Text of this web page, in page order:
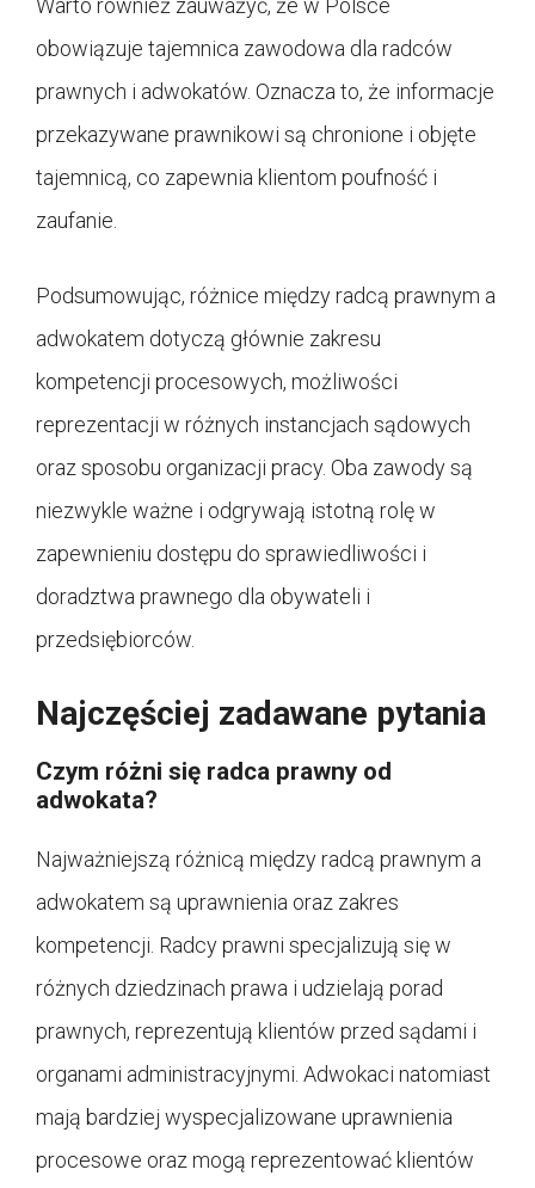
obowiązuje tajemnica zawodowa dla radców
prawnych i adwokatów. Oznacza to, że informacje
przekazywane prawnikowi są chronione i objęte
tajemnicą, co zapewnia klientom poufność i
zaufanie.
Podsumowując, różnice między radcą prawnym a
adwokatem dotyczą głównie zakresu
kompetencji procesowych, możliwości
reprezentacji w różnych instancjach sądowych
oraz sposobu organizacji pracy. Oba zawody są
niezwykle ważne i odgrywają istotną rolę w
zapewnieniu dostępu do sprawiedliwości i
doradztwa prawnego dla obywateli i
przedsiębiorców.
Najczęściej zadawane pytania
Czym różni się radca prawny od
adwokata?
Najważniejszą różnicą między radcą prawnym a
adwokatem są uprawnienia oraz zakres
kompetencji. Radcy prawni specjalizują się w
różnych dziedzinach prawa i udzielają porad
prawnych, reprezentują klientów przed sądami i
organami administracyjnymi. Adwokaci natomiast
mają bardziej wyspecjalizowane uprawnienia
procesowe oraz mogą reprezentować klientów